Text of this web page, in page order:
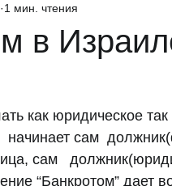
А знаете ли вы что?
в
1 мин. чтения
как юридическое
начинает сам
сам
“Банкротом” дает